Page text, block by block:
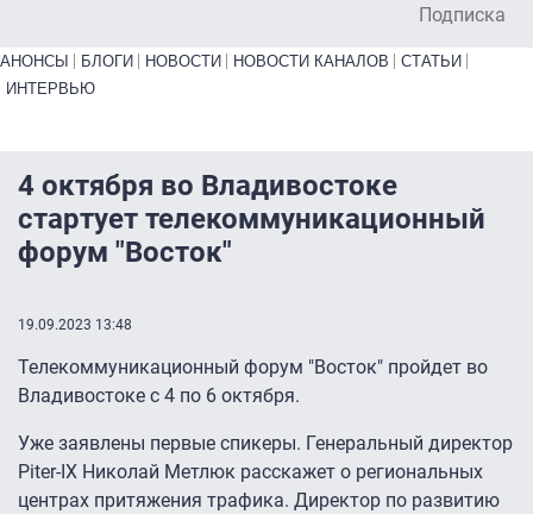
Подписка
Primary links bottom
АНОНСЫ БЛОГИ НОВОСТИ НОВОСТИ КАНАЛОВ
СТАТЬИ
ИНТЕРВЬЮ
4 октября во Владивостоке
стартует телекоммуникационный
форум "Восток"
19.09.2023 13:48
Телекоммуникационный форум "Восток" пройдет во
Владивостоке с 4 по 6 октября.
Уже заявлены первые спикеры. Генеральный директор
Piter-IX Николай Метлюк расскажет о региональных
центрах притяжения трафика. Директор по развитию